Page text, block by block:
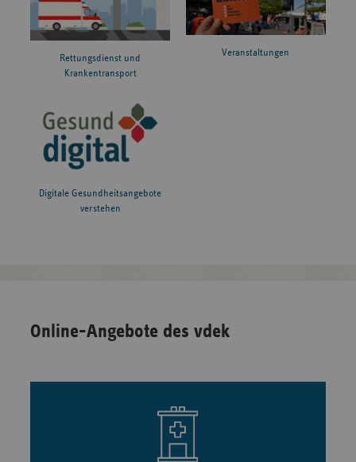
Rettungsdienst und
Krankentransport
Veranstaltungen
Digitale Gesundheitsangebote
verstehen
Online-Angebote des vdek